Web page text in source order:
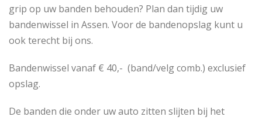
grip op uw banden behouden? Plan dan tijdig uw
bandenwissel in Assen. Voor de bandenopslag kunt u
ook terecht bij ons.
Bandenwissel vanaf € 40,- (band/velg comb.) exclusief
opslag.
De banden die onder uw auto zitten slijten bij het